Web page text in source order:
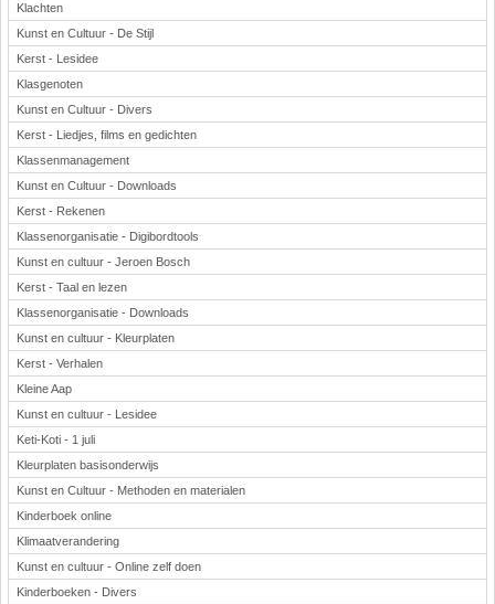
Klachten
Kunst en Cultuur - De Stijl
Kerst - Lesidee
Klasgenoten
Kunst en Cultuur - Divers
Kerst - Liedjes, films en gedichten
Klassenmanagement
Kunst en Cultuur - Downloads
Kerst - Rekenen
Klassenorganisatie - Digibordtools
Kunst en cultuur - Jeroen Bosch
Kerst - Taal en lezen
Klassenorganisatie - Downloads
Kunst en cultuur - Kleurplaten
Kerst - Verhalen
Kleine Aap
Kunst en cultuur - Lesidee
Keti-Koti - 1 juli
Kleurplaten basisonderwijs
Kunst en Cultuur - Methoden en materialen
Kinderboek online
Klimaatverandering
Kunst en cultuur - Online zelf doen
Kinderboeken - Divers